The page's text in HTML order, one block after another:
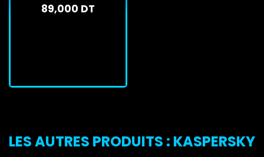
89,000 DT
LES AUTRES PRODUITS : KASPERSKY